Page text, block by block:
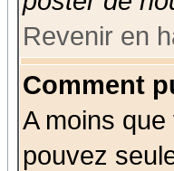
Revenir en
Comment
A moins
pouvez